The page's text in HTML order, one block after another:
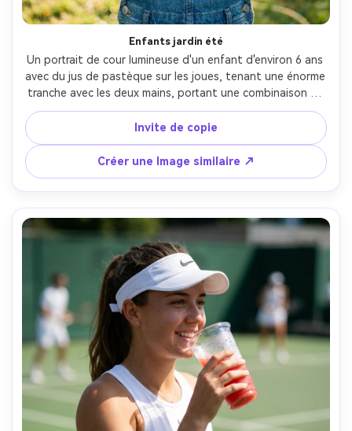
Enfants jardin été
Un portrait de cour lumineuse d'un enfant d'environ 6 ans
avec du jus de pastèque sur les joues, tenant une énorme
tranche avec les deux mains, portant une combinaison et
un chapeau de soleil, des sprinklers en arrière-plan créant
un bokeh scintillant, la lumière naturelle de l'après-midi,
prise sur Nikon D850 85mm, gros plan au niveau des yeux,
mise au point nette sur les yeux, photoréaliste, joyeuse
photographie de style de vie de famille- -ar 4:5
Invite de copie
Créer une Image similaire ↗